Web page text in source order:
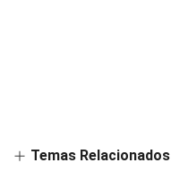
Temas Relacionados